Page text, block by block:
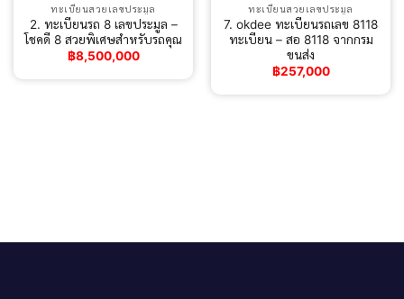
ทะเบียนสวยเลขประมูล
2. ทะเบียนรถ 8 เลขประมูล –
โชคดี 8​ สวยพิเศษสำหรับรถคุณ
฿8,500,000
ทะเบียนสวยเลขประมูล
7. okdee ทะเบียนรถเลข 8118
ทะเบียน – สอ 8118 จากกรม
ขนส่ง
฿257,000